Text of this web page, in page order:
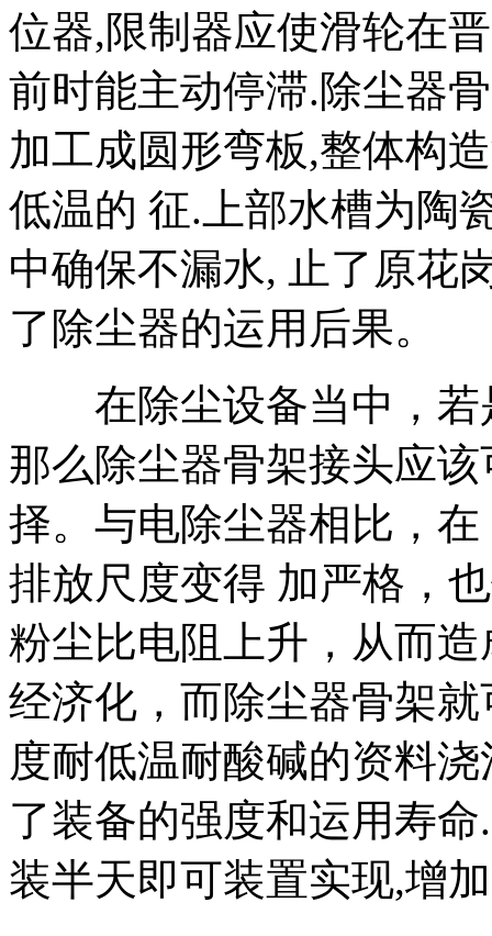
位器,限制器应使滑轮在
前时能主动停滞.除尘器
加工成圆形弯板,整体构
低温的 征.上部水槽为陶
中确保不漏水, 止了原花
了除尘器的运用后果。
在除尘设备当中，若
那么除尘器骨架接头应
择。与电除尘器相比，
排放尺度变得 加严格，
粉尘比电阻上升，从而
经济化，而除尘器骨架
度耐低温耐酸碱的资料
了装备的强度和运用寿
装半天即可装置实现,增